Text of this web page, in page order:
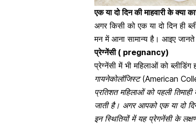
एक या दो दिन की माहवारी के
अगर किसी को एक या दो दिन ही
मन में आना सामान्य है। आइए
प्रेग्नेंसी ( pregnancy)
प्रेग्नेंसी में भी महिलाओं को ब्लीडिंग
गायनेकोलॉजिस्ट (American
प्रतिशत महिलाओं को पहली तिमाही
जाती है। अगर आपको एक या दो
इन स्थितियों में यह प्रेगनेंसी के